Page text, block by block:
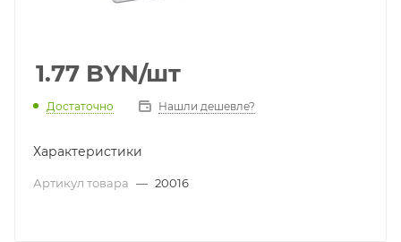
1.77 BYN/шт
Достаточно Нашли дешевле?
Характеристики
Артикул товара — 20016